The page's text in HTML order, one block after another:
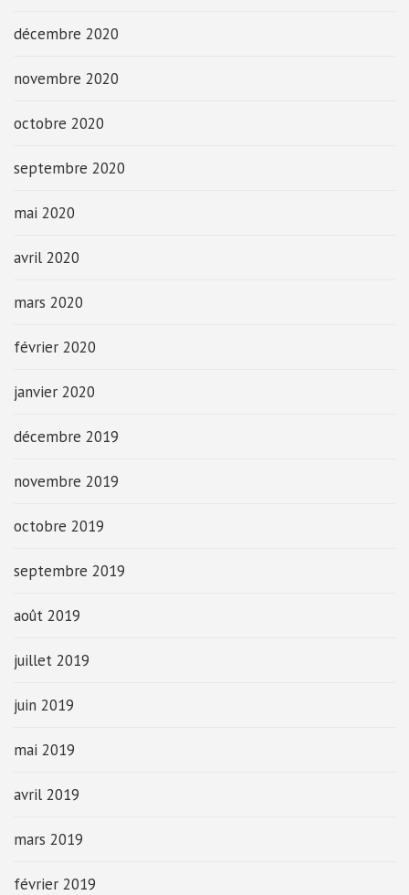
décembre 2020
novembre 2020
octobre 2020
septembre 2020
mai 2020
avril 2020
mars 2020
février 2020
janvier 2020
décembre 2019
novembre 2019
octobre 2019
septembre 2019
août 2019
juillet 2019
juin 2019
mai 2019
avril 2019
mars 2019
février 2019